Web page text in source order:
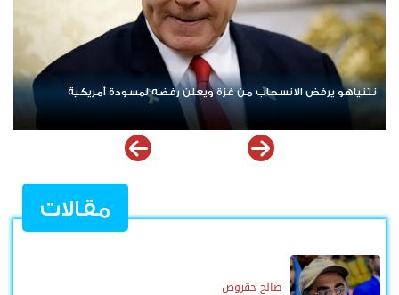
ردا على «خروقات» حزب الله.. إسرائيل تشن ضربات على جنوب لبنان
مقالات
صالح حقروص